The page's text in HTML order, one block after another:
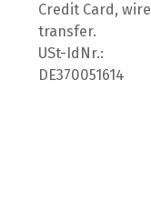
Credit Card, wire
transfer.
USt-IdNr.:
DE370051614